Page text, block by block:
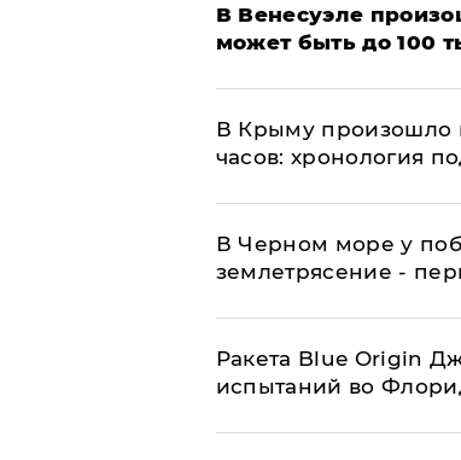
В Венесуэле
может быть до 100
В Крыму произошло
часов: хронология
В Черном море у
землетрясение -
Ракета Blue Origin
испытаний во